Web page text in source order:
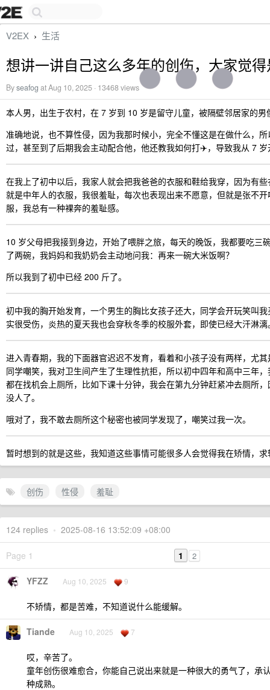
V2EX › 生活
想讲一讲自己这么多年的创伤，大家觉
Byseafog at Aug 10, 2025 · 13468 views
本人男，出生于农村，在 7 岁到 10 岁是留守儿童，被隔壁邻居家的男
准确地说，也不算性侵，因为我那时候小，完全不懂这是在做什么，
过，甚至到了后期我会主动配合他，他还教我如何打✈️，导致我从 7
在我上了初中以后，我家人就会把我爸爸的衣服和鞋给我穿，因为有
就是中年人的衣服，我很羞耻，每次也表现出来不愿意，但就是张不
服，我总有一种裸奔的羞耻感。
10 岁父母把我接到身边，开始了喂胖之旅，每天的晚饭，我都要吃三
了两碗，我妈妈和我奶奶会主动地问我：再来一碗大米饭啊？
所以我到了初中已经 200 斤了。
初中我的胸开始发育，一个男生的胸比女孩子还大，同学会开玩笑叫
实很受伤，炎热的夏天我也会穿秋冬季的校服外套，即使已经大汗淋漓
进入青春期，我的下面器官迟迟不发育，看着和小孩子没有两样，尤
同学嘲笑，我对卫生间产生了生理性抗拒，所以初中四年和高中三年
都在找机会上厕所，比如下课十分钟，我会在第九分钟赶紧冲去厕所
没人了。
哦对了，我不敢去厕所这个秘密也被同学发现了，嘲笑过我一次。
暂时想到的就是这些，我知道这些事情可能很多人会觉得我在矫情，
创伤 性侵 羞耻
124 replies • 2025-08-16 13:52:09 +08:00
Page 1 1 2
YFZZ Aug 10, 2025 9
不矫情，都是苦难，不知道说什么能缓解。
Tiande Aug 10, 2025 7
哎，辛苦了。
童年创伤很难愈合，你能自己说出来就是一种很大的勇气了，承
种成熟。